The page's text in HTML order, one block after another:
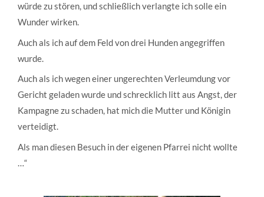
würde zu stören, und schließlich verlangte ich solle ein
Wunder wirken.
Auch als ich auf dem Feld von drei Hunden angegriffen
wurde.
Auch als ich wegen einer ungerechten Verleumdung vor
Gericht geladen wurde und schrecklich litt aus Angst, der
Kampagne zu schaden, hat mich die Mutter und Königin
verteidigt.
Als man diesen Besuch in der eigenen Pfarrei nicht wollte
…“